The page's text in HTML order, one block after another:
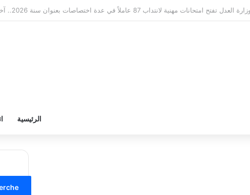
وزارة التربية تعلن عن نتائج القبول الأولي لمناظرة انتداب أساتذة التعليم الثانوي
الرئيسية